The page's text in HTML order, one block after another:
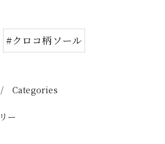
#クロコ柄ソール
Categories
ー